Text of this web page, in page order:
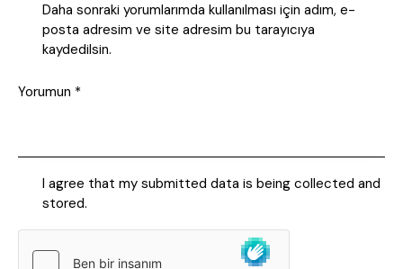
Daha sonraki yorumlarımda kullanılması için adım, e-
posta adresim ve site adresim bu tarayıcıya
kaydedilsin.
I agree that my submitted data is being collected and
stored.